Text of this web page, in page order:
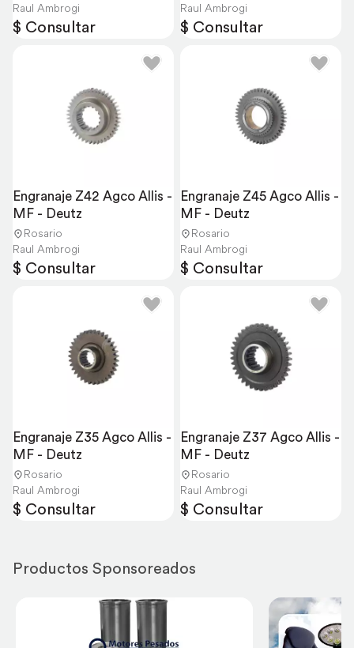
Raul Ambrogi
$ Consultar
Raul Ambrogi
$ Consultar
Engranaje Z42 Agco Allis -
MF - Deutz
Rosario
Raul Ambrogi
$ Consultar
Engranaje Z45 Agco Allis -
MF - Deutz
Rosario
Raul Ambrogi
$ Consultar
Engranaje Z35 Agco Allis -
MF - Deutz
Rosario
Raul Ambrogi
$ Consultar
Engranaje Z37 Agco Allis -
MF - Deutz
Rosario
Raul Ambrogi
$ Consultar
Productos Sponsoreados